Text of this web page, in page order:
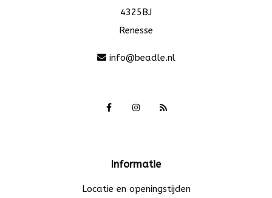
4325BJ
Renesse
info@beadle.nl
Informatie
Locatie en openingstijden